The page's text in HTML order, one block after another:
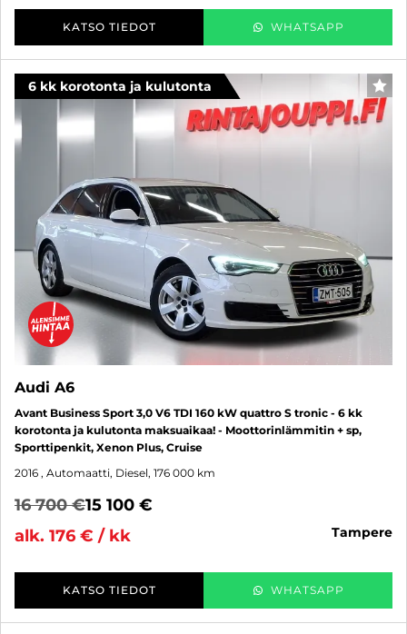
KATSO TIEDOT WHATSAPP
6 kk korotonta ja kulutonta
Audi A6
Avant Business Sport 3,0 V6 TDI 160 kW quattro S tronic - 6 kk
korotonta ja kulutonta maksuaikaa! - Moottorinlämmitin + sp,
Sporttipenkit, Xenon Plus, Cruise
2016 , Automaatti, Diesel, 176 000 km
16 700 €15 100 €
alk. 176 € / kk
tampere
KATSO TIEDOT WHATSAPP